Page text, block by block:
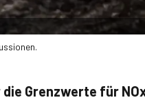
Grenzwerte für